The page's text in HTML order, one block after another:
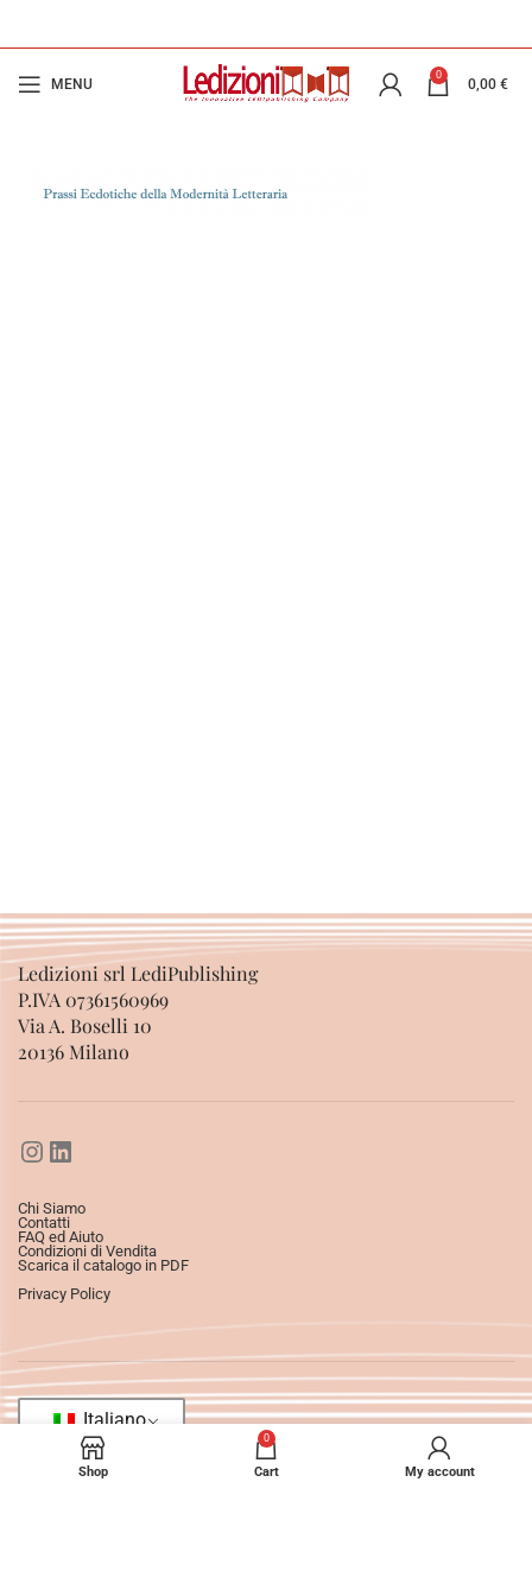
MENU
0
0,00 €
Ledizioni srl LediPublishing
P.IVA 07361560969
Via A. Boselli 10
20136 Milano
Chi Siamo
Contatti
FAQ ed Aiuto
Condizioni di Vendita
Scarica il catalogo in PDF
Privacy Policy
Italiano
Shop
0
Cart My account